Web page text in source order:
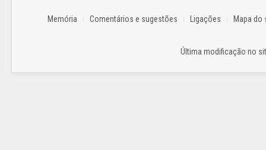
Memória Comentários e sugestões Ligações Mapa do
Última modificação no